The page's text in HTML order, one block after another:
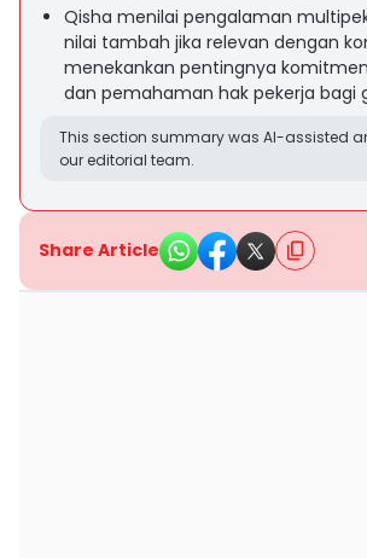
Qisha menilai pengalaman
nilai tambah jika relevan dengan
menekankan pentingnya
dan pemahaman hak pekerja bagi
This section summary was AI-assisted
our editorial team.
Share Article